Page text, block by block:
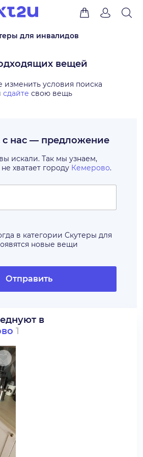
для инвалидов
вещей
изменить условия поиска
сдайте свою вещь
с нас — предложение
искали. Так мы узнаем,
хватает городу Кемерово.
в категории Скутеры для
новые вещи
Отправить
в
1